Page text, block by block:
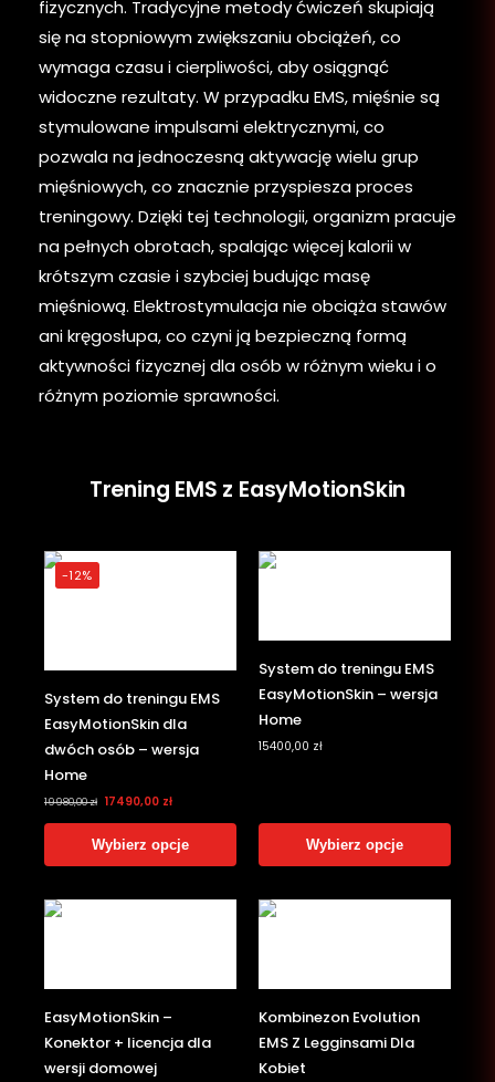
fizycznych. Tradycyjne metody ćwiczeń skupiają
się na stopniowym zwiększaniu obciążeń, co
wymaga czasu i cierpliwości, aby osiągnąć
widoczne rezultaty. W przypadku EMS, mięśnie są
stymulowane impulsami elektrycznymi, co
pozwala na jednoczesną aktywację wielu grup
mięśniowych, co znacznie przyspiesza proces
treningowy. Dzięki tej technologii, organizm pracuje
na pełnych obrotach, spalając więcej kalorii w
krótszym czasie i szybciej budując masę
mięśniową. Elektrostymulacja nie obciąża stawów
ani kręgosłupa, co czyni ją bezpieczną formą
aktywności fizycznej dla osób w różnym wieku i o
różnym poziomie sprawności.
Trening EMS z EasyMotionSkin
-12%
System do treningu EMS
EasyMotionSkin dla
dwóch osób – wersja
Home
19980,00zł 17490,00 zł
Wybierz opcje
System do treningu EMS
EasyMotionSkin – wersja
Home
15400,00 zł
Wybierz opcje
EasyMotionSkin –
Konektor + licencja dla
wersji domowej
Kombinezon Evolution
EMS Z Legginsami Dla
Kobiet